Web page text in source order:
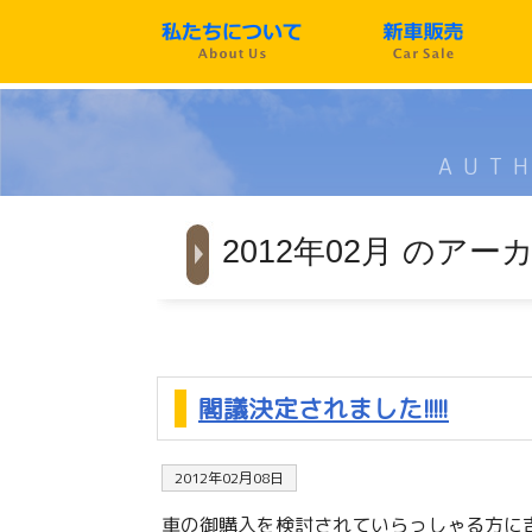
2012年02月 のアー
閣議決定されました!!!!!
2012年02月08日
車の御購入を検討されていらっしゃる方